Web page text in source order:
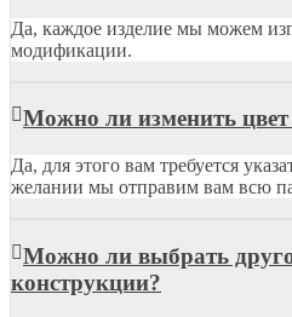
Да, каждое изделие мы можем
модификации.
Можно ли изменить
Да, для этого вам требуется
желании мы отправим вам всю
Можно ли выбрать
конструкции?